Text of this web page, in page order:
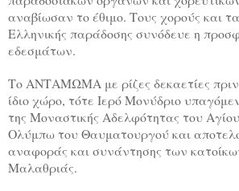
αναβίωσαν το έθιμο. Τους χορούς και
Ελληνικής παράδοσης συνόδευε η
εδεσμάτων.
Το ΑΝΤΑΜΩΜΑ με ρίζες δεκαετίες
ίδιο χώρο, τότε Ιερό Μονύδριο
της Μοναστικής Αδελφότητας του
Ολύμπω του Θαυματουργού και
αναφοράς και συνάντησης των
Μαλαθριάς.